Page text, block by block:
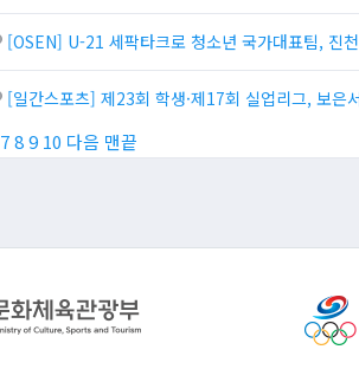
[OSEN] U-21 세팍타크로 청소년 국가대표팀, 진
[일간스포츠] 제23회 학생·제17회 실업리그, 보은
789 10 다음 맨끝